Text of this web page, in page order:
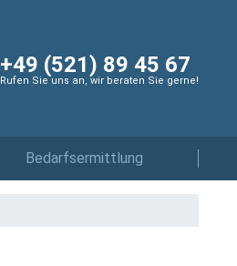
+49 (521) 89 45 67
Rufen Sie uns an, wir beraten Sie gerne!
Bedarfsermittlung